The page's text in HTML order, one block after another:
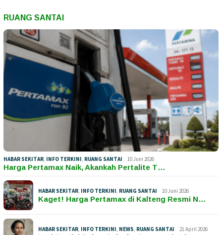
RUANG SANTAI
HABAR SEKITAR, INFO TERKINI, RUANG SANTAI 10 Juni 2026
Harga Pertamax Naik, Akankah Pertalite T…
HABAR SEKITAR, INFO TERKINI, RUANG SANTAI 10 Juni 2026
Kaget! Harga Pertamax di Kalteng Resmi N…
HABAR SEKITAR, INFO TERKINI, NEWS, RUANG SANTAI 21 April 2026